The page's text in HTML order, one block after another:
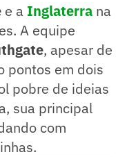
e a Inglaterra na
A equipe
, apesar de
pontos em dois
pobre de ideias
sua principal
com